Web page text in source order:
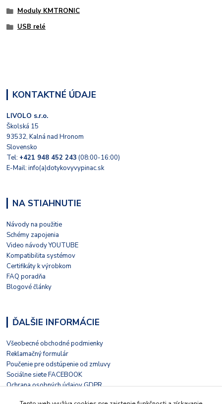
Moduly KMTRONIC
USB relé
KONTAKTNÉ ÚDAJE
LIVOLO s.r.o.
Školská 15
93532, Kalná nad Hronom
Slovensko
Tel: +421 948 452 243 (08:00-16:00)
E-Mail: info(a)dotykovyvypinac.sk
NA STIAHNUTIE
Návody na použitie
Schémy zapojenia
Video návody YOUTUBE
Kompatibilita systémov
Certifikáty k výrobkom
FAQ poradňa
Blogové články
ĎALŠIE INFORMÁCIE
Všeobecné obchodné podmienky
Reklamačný formulár
Poučenie pre odstúpenie od zmluvy
Sociálne siete FACEBOOK
Ochrana osobných údajov GDPR